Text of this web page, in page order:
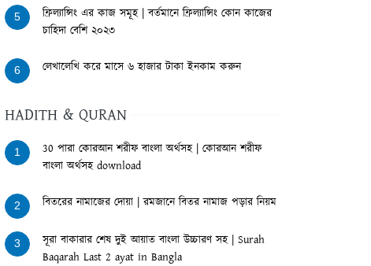
5
ফ্রিল্যান্সিং এর কাজ সমূহ | বর্তমানে ফ্রিল্যান্সিং কোন কাজের
চাহিদা বেশি ২০২৩
6 লেখালেখি করে মাসে ৬ হাজার টাকা ইনকাম করুন
HADITH & QURAN
1
30 পারা কোরআন শরীফ বাংলা অর্থসহ | কোরআন শরীফ
বাংলা অর্থসহ download
2 বিতরের নামাজের দোয়া | রমজানে বিতর নামাজ পড়ার নিয়ম
3
সূরা বাকারার শেষ দুই আয়াত বাংলা উচ্চারণ সহ | Surah
Baqarah Last 2 ayat in Bangla